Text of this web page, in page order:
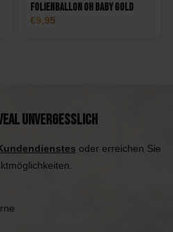
Folienballon Oh Baby Gold
9,95
unvergesslich
oder erreichen Sie